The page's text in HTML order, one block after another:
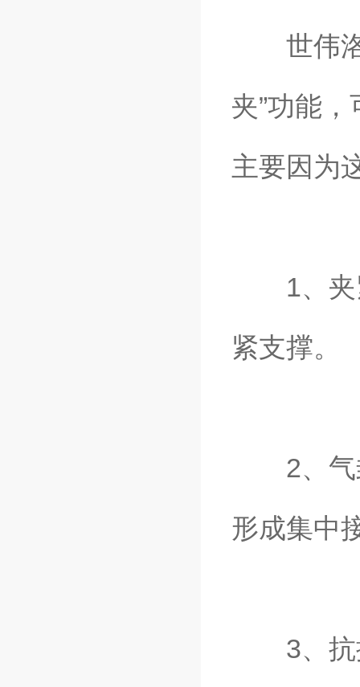
世伟洛
夹”功能
主要因为
1、夹紧
紧支撑。
2、气封
形成集中
3、抗振